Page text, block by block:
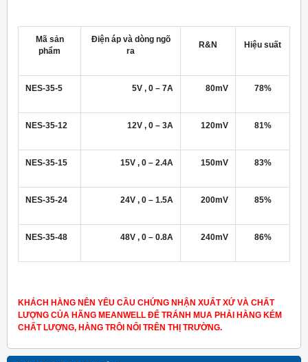
Mã sản
phẩm
Điện áp và dòng ngõ
ra
R&N Hiệu suất
NES-35-5 5V , 0 – 7A 80mV 78%
NES-35-12 12V , 0 – 3A 120mV 81%
NES-35-15 15V , 0 – 2.4A 150mV 83%
NES-35-24 24V , 0 – 1.5A 200mV 85%
NES-35-48 48V , 0 – 0.8A 240mV 86%
KHÁCH HÀNG NÊN YÊU CẦU CHỨNG NHẬN XUẤT XỨ VÀ CHẤT
LƯỢNG CỦA HÃNG MEANWELL ĐỂ TRÁNH MUA PHẢI HÀNG KÉM
CHẤT LƯỢNG, HÀNG TRÔI NỔI TRÊN THỊ TRƯỜNG.